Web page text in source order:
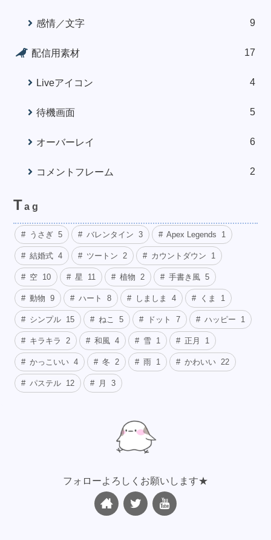
感情／文字 9
配信用素材 17
Liveアイコン 4
待機画面 5
オーバーレイ 6
コメントフレーム 2
Tag
うさぎ 5 バレンタイン 3 Apex Legends 1
結婚式 4 ツートン 2 カウントダウン 1
空 10 星 11 植物 2 手書き風 5
動物 9 ハート 8 しましま 4 くま 1
シンプル 15 ねこ 5 ドット 7 ハッピー 1
キラキラ 2 和風 4 雪 1 正月 1
かっこいい 4 冬 2 雨 1 かわいい 22
パステル 12 月 3
フォローよろしくお願いします★